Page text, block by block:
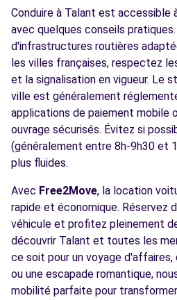
Conduire à Talant est accessible
avec quelques conseils
d'infrastructures routières
les villes françaises, respectez
et la signalisation en vigueur. Le
ville est généralement
applications de paiement mobile
ouvrage sécurisés. Évitez si
(généralement entre 8h-9h30 et
plus fluides.
Avec Free2Move, la location
rapide et économique. Réservez
véhicule et profitez pleinement
découvrir Talant et toutes les
ce soit pour un voyage
ou une escapade romantique,
mobilité parfaite pour